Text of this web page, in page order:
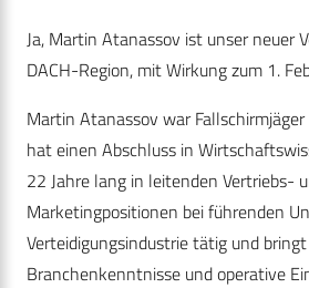
Ja, Martin Atanassov ist unser neuer
DACH-Region, mit Wirkung zum 1.
Martin Atanassov war
hat einen Abschluss in
22 Jahre lang in leitenden Vertriebs-
Marketingpositionen bei führenden
Verteidigungsindustrie tätig und
Branchenkenntnisse und operative